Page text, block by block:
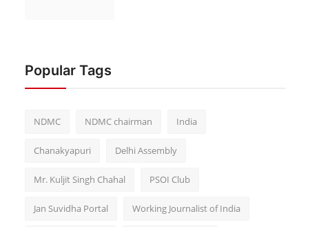
Popular Tags
NDMC NDMC chairman India
Chanakyapuri Delhi Assembly
Mr. Kuljit Singh Chahal PSOI Club
Jan Suvidha Portal Working Journalist of India